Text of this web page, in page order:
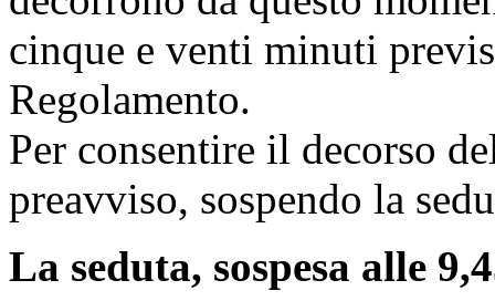
cinque e venti minuti
Regolamento.
Per consentire il decorso
preavviso, sospendo la
La seduta, sospesa alle